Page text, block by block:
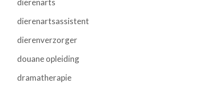
dierenartsassistent
dierenverzorger
douane opleiding
dramatherapie